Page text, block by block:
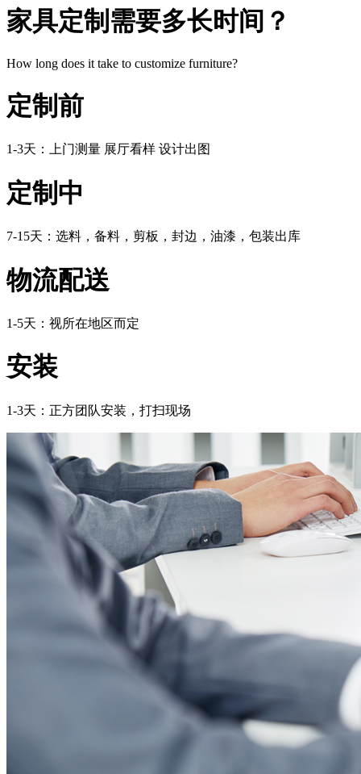
家具定制需要多长时间？
How long does it take to customize furniture?
定制前
1-3天：上门测量 展厅看样 设计出图
定制中
7-15天：选料，备料，剪板，封边，油漆，包装出库
物流配送
1-5天：视所在地区而定
安装
1-3天：正方团队安装，打扫现场